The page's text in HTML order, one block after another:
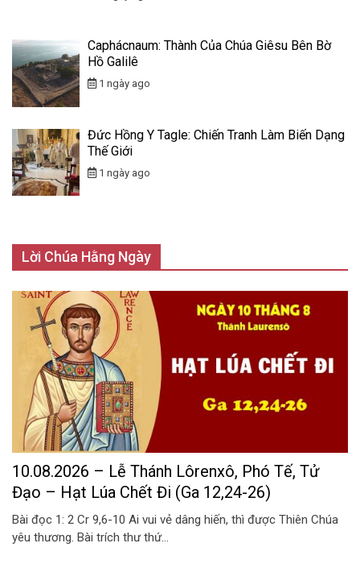
Caphácnaum: Thành Của Chúa Giêsu Bên Bờ
Hồ Galilê
1 ngày ago
Đức Hồng Y Tagle: Chiến Tranh Làm Biến Dạng
Thế Giới
1 ngày ago
Lời Chúa Hằng Ngày
10.08.2026 – Lễ Thánh Lôrenxô, Phó Tế, Tử
Đạo – Hạt Lúa Chết Đi (Ga 12,24-26)
Bài đọc 1: 2 Cr 9,6-10 Ai vui vẻ dâng hiến, thì được Thiên Chúa
yêu thương. Bài trích thư thứ...